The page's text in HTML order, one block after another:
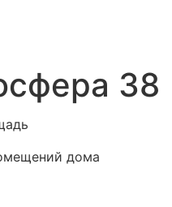
38
дома